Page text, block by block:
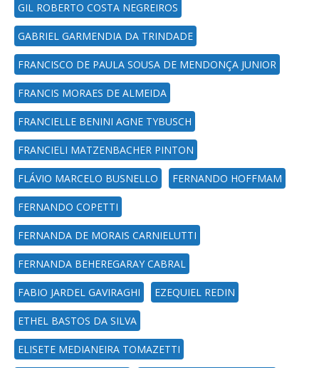
GIL ROBERTO COSTA NEGREIROS
GABRIEL GARMENDIA DA TRINDADE
FRANCISCO DE PAULA SOUSA DE MENDONÇA JUNIOR
FRANCIS MORAES DE ALMEIDA
FRANCIELLE BENINI AGNE TYBUSCH
FRANCIELI MATZENBACHER PINTON
FLÁVIO MARCELO BUSNELLO FERNANDO HOFFMAM
FERNANDO COPETTI
FERNANDA DE MORAIS CARNIELUTTI
FERNANDA BEHEREGARAY CABRAL
FABIO JARDEL GAVIRAGHI EZEQUIEL REDIN
ETHEL BASTOS DA SILVA
ELISETE MEDIANEIRA TOMAZETTI